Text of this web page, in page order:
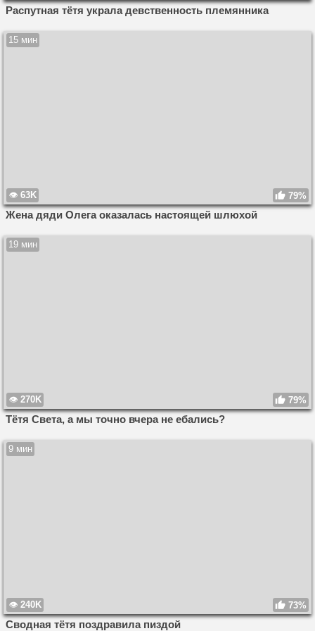
Распутная тётя украла девственность племянника
15 мин
63K 79%
Жена дяди Олега оказалась настоящей шлюхой
19 мин
270K 79%
Тётя Света, а мы точно вчера не ебались?
9 мин
240K 73%
Сводная тётя поздравила пиздой